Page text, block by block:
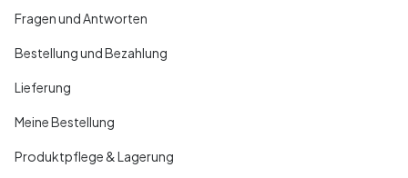
Fragen und Antworten
Bestellung und Bezahlung
Lieferung
Meine Bestellung
Produktpflege & Lagerung